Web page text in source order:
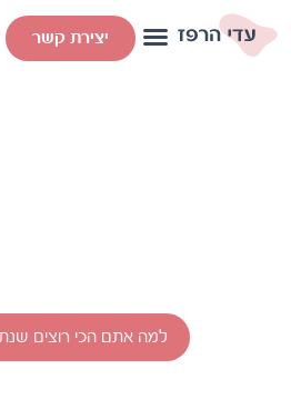
יצירת קשר
למה אתם הכי רוצים